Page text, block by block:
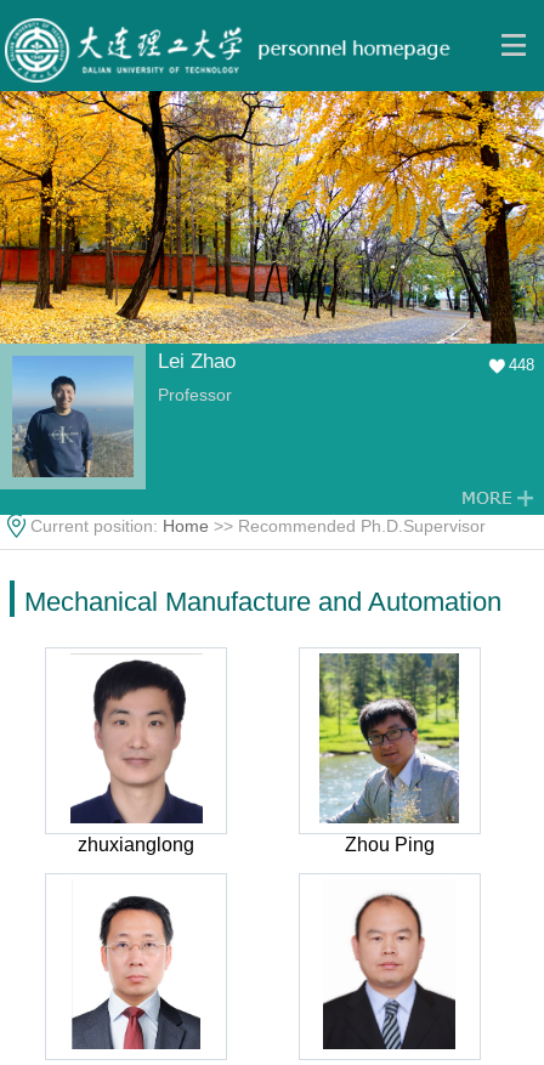
Lei Zhao 448
Professor
Current position: Home >> Recommended Ph.D.Supervisor
Mechanical Manufacture and Automation
zhuxianglong Zhou Ping